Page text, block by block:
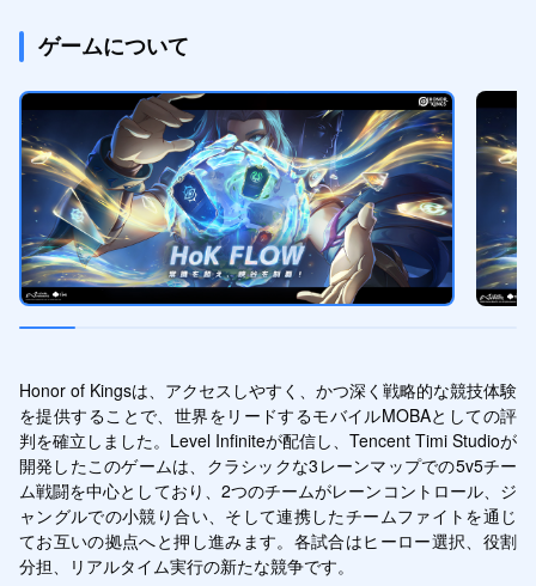
ゲームについて
Honor of Kingsは、アクセスしやすく、かつ深く戦略的な競技体験
を提供することで、世界をリードするモバイルMOBAとしての評
判を確立しました。Level Infiniteが配信し、Tencent Timi Studioが
開発したこのゲームは、クラシックな3レーンマップでの5v5チー
ム戦闘を中心としており、2つのチームがレーンコントロール、ジ
ャングルでの小競り合い、そして連携したチームファイトを通じ
てお互いの拠点へと押し進みます。各試合はヒーロー選択、役割
分担、リアルタイム実行の新たな競争です。